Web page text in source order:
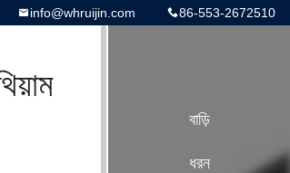
86-553-2672510
info@whruijin.com
বাড়ি
ধরন